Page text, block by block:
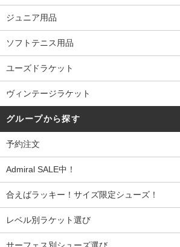
ジュニア用品
ソフトテニス用品
ユーズドラケット
ヴィンテージラケット
グループから探す
予約注文
Admiral SALE中！
合えばラッキー！サイズ限定シューズ！
レベル別ラケット選び